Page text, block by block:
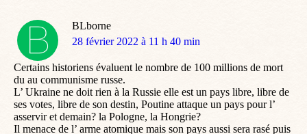
BLborne
dit
28 février 2022 à 11 h 40 min
Certains historiens évaluent le nombre de 100 millions de mort
du au communisme russe.
L’ Ukraine ne doit rien à la Russie elle est un pays libre, libre de
ses votes, libre de son destin, Poutine attaque un pays pour l’
asservir et demain? la Pologne, la Hongrie?
Il menace de l’ arme atomique mais son pays aussi sera rasé puis